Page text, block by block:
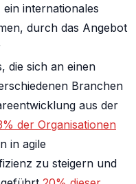
internationales
durch das Angebot
die sich an einen
Branchen
aus der
der Organisationen
in agile
zu steigern und